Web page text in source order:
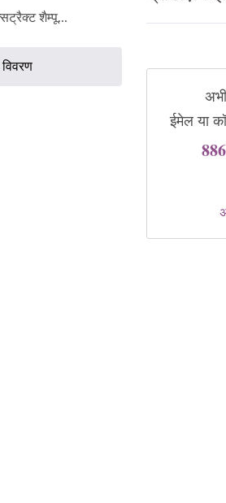
शैम्पू...
विवरण
ईमेल या